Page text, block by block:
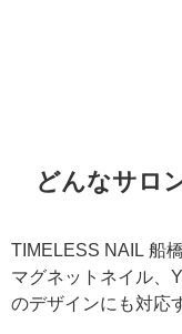
どんなサロ
TIMELESS NAIL 船
マグネットネイル、
のデザインにも対応